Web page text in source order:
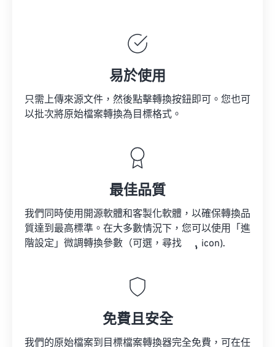
易於使用
只需上傳來源文件，然後點擊轉換按鈕即可。您也可
以批次將原始檔案轉換為目標格式。
最佳品質
我們同時使用開源軟體和客製化軟體，以確保轉換品
質達到最高標準。在大多數情況下，您可以使用「進
階設定」微調轉換參數（可選，尋找
icon).
免費且安全
我們的原始檔案到目標檔案轉換器完全免費，可在任